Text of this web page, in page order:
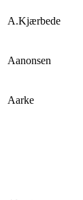
A.Kjærbede
Aanonsen
Aarke